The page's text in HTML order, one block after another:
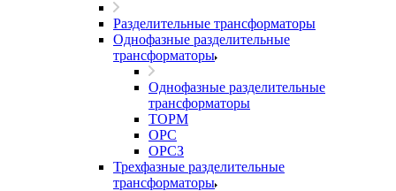
Разделительные трансформаторы
Однофазные разделительные
трансформаторы
Однофазные разделительные
трансформаторы
ТОРМ
ОРС
ОРСЗ
Трехфазные разделительные
трансформаторы